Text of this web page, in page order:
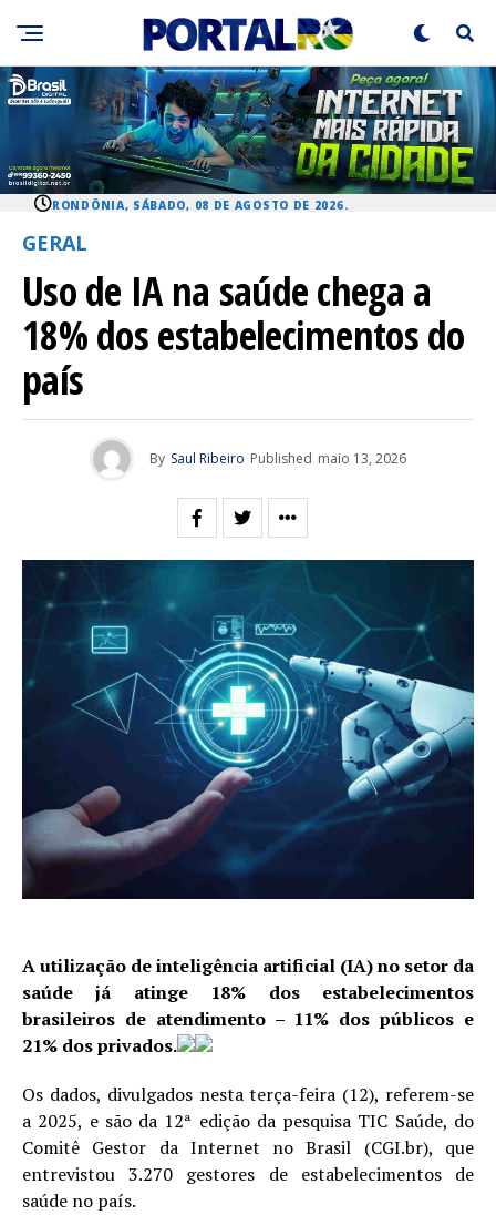
RONDÔNIA, SÁBADO, 08 DE AGOSTO DE 2026.
GERAL
Uso de IA na saúde chega a
18% dos estabelecimentos do
país
By Saul Ribeiro Published maio 13, 2026
A utilização de inteligência artificial (IA) no setor da
saúde já atinge 18% dos estabelecimentos
brasileiros de atendimento – 11% dos públicos e
21% dos privados.
Os dados, divulgados nesta terça-feira (12), referem-se
a 2025, e são da 12ª edição da pesquisa TIC Saúde, do
Comitê Gestor da Internet no Brasil (CGI.br), que
entrevistou 3.270 gestores de estabelecimentos de
saúde no país.